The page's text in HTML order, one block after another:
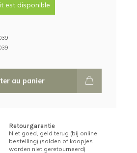
est disponible
au panier
Retourgarantie
Niet goed, geld terug (bij online
bestelling) (solden of koopjes
worden niet geretourneerd)